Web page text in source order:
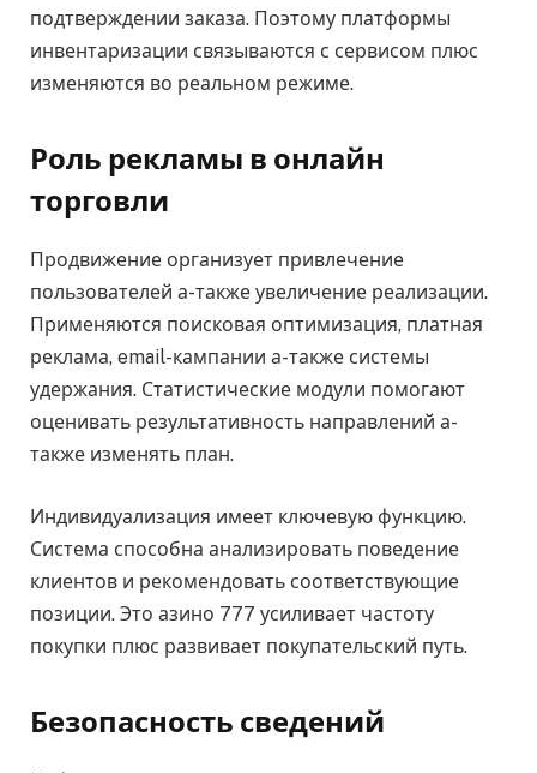
подтверждении заказа. Поэтому платформы
инвентаризации связываются с сервисом плюс
изменяются во реальном режиме.
Роль рекламы в онлайн
торговли
Продвижение организует привлечение
пользователей а-также увеличение реализации.
Применяются поисковая оптимизация, платная
реклама, email-кампании а-также системы
удержания. Статистические модули помогают
оценивать результативность направлений а-
также изменять план.
Индивидуализация имеет ключевую функцию.
Система способна анализировать поведение
клиентов и рекомендовать соответствующие
позиции. Это азино 777 усиливает частоту
покупки плюс развивает покупательский путь.
Безопасность сведений